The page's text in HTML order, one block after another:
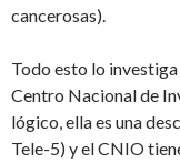
cancerosas).
Todo esto lo
Centro Nacional de
lógico, ella es una
Tele-5) y el CNIO